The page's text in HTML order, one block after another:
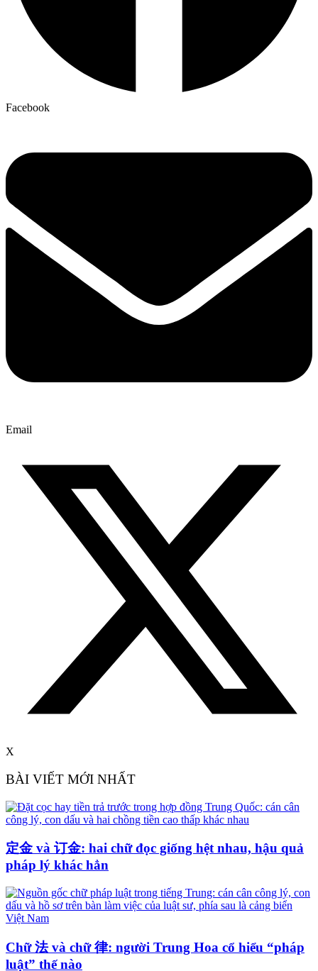
Facebook
Email
X
BÀI VIẾT MỚI NHẤT
定金 và 订金: hai chữ đọc giống hệt nhau, hậu quả
pháp lý khác hẳn
Chữ 法 và chữ 律: người Trung Hoa cổ hiểu “pháp
luật” thế nào